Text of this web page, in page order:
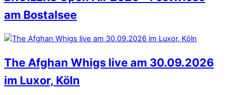
am Bostalsee
The Afghan Whigs live am 30.09.2026
im Luxor, Köln